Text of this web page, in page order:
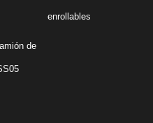
enrollables
de